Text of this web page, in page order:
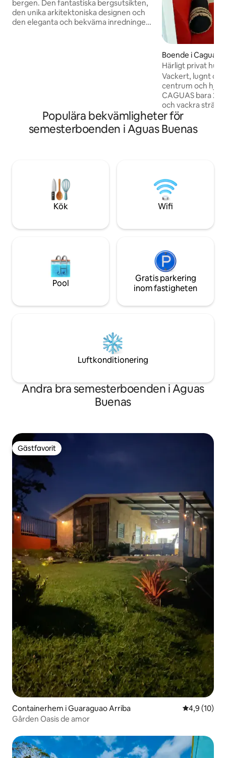
bergen. Den fantastiska bergsutsikten,
den unika arkitektoniska designen och
den eleganta och bekväma inredningen
minnen formas.
Boende i Caguas
Härligt privat hus
Vackert, lugnt
centrum och
CAGUAS bara 25
och vackra
över att hålla
otroligt utbud av
lyckan på
njuta av den
sorten.
Populära bekvämligheter för
semesterboenden i Aguas Buenas
Kök Wifi
Pool
Gratis parkering
inom fastigheten
Luftkonditionering
Andra bra semesterboenden i Aguas
Buenas
Gästfavorit
Gästfavorit
Containerhem i Guaraguao Arriba 4,9 av 5 i
4,9 (10)
Gården Oasis de amor